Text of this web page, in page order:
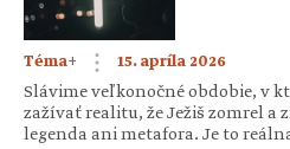
Téma+ 15. apríla 2026
Slávime veľkonočné obdobie, v
zažívať realitu, že Ježiš zomrel a
legenda ani metafora. Je to